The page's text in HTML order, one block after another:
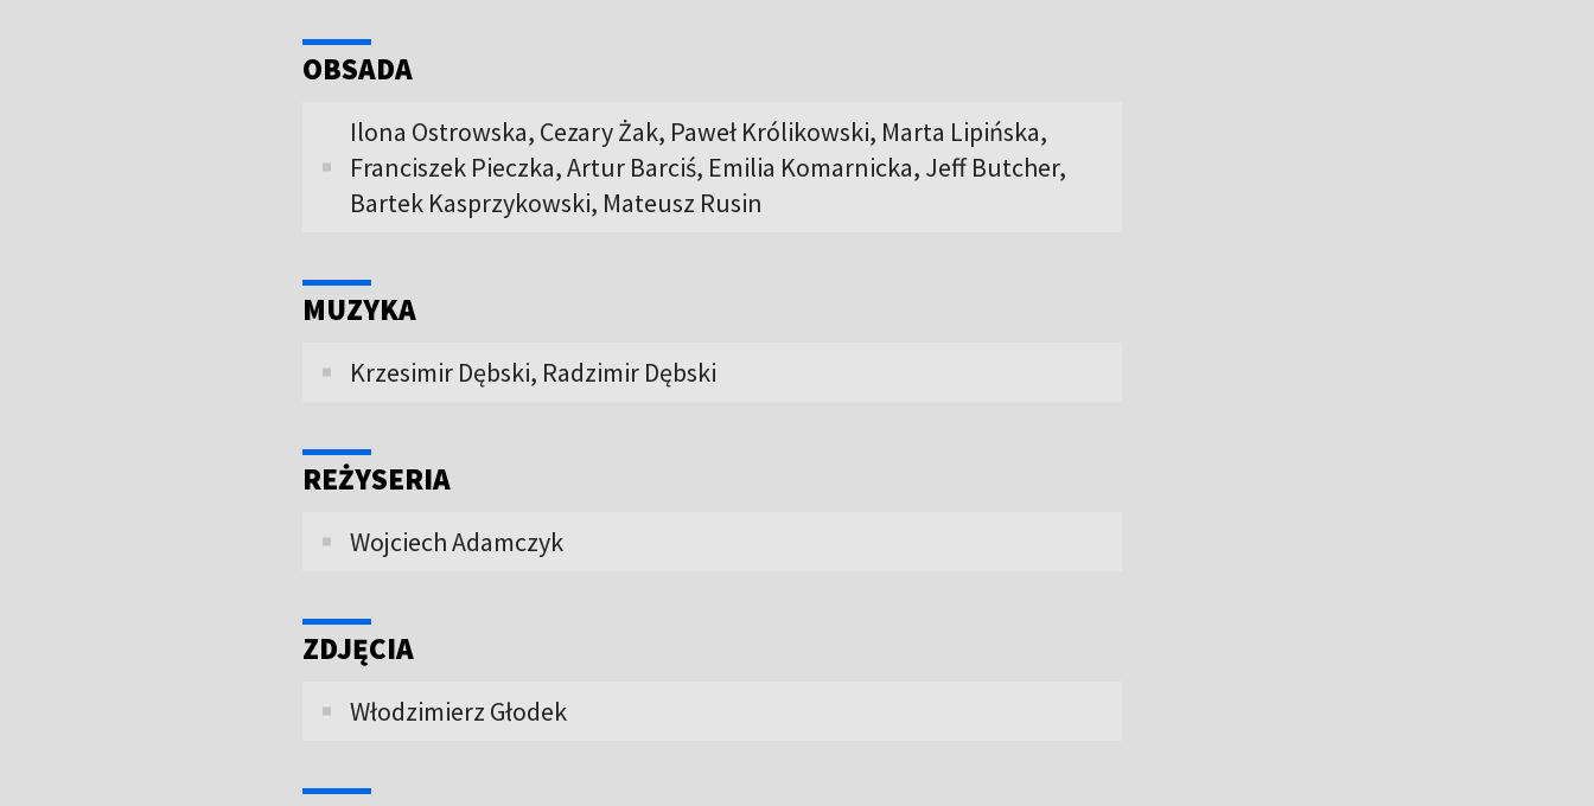
OBSADA
Ilona Ostrowska, Cezary Żak, Paweł Królikowski, Marta Lipińska,
Franciszek Pieczka, Artur Barciś, Emilia Komarnicka, Jeff Butcher,
Bartek Kasprzykowski, Mateusz Rusin
MUZYKA
Krzesimir Dębski, Radzimir Dębski
REŻYSERIA
Wojciech Adamczyk
ZDJĘCIA
Włodzimierz Głodek